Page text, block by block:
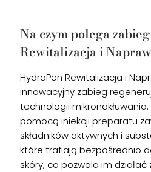
Na czym polega
Rewitalizacja i
HydraPen Rewitalizacja i
innowacyjny zabieg
technologii
pomocą iniekcji preparatu
składników aktywnych i
które trafiają bezpośrednio
skóry, co pozwala im działać